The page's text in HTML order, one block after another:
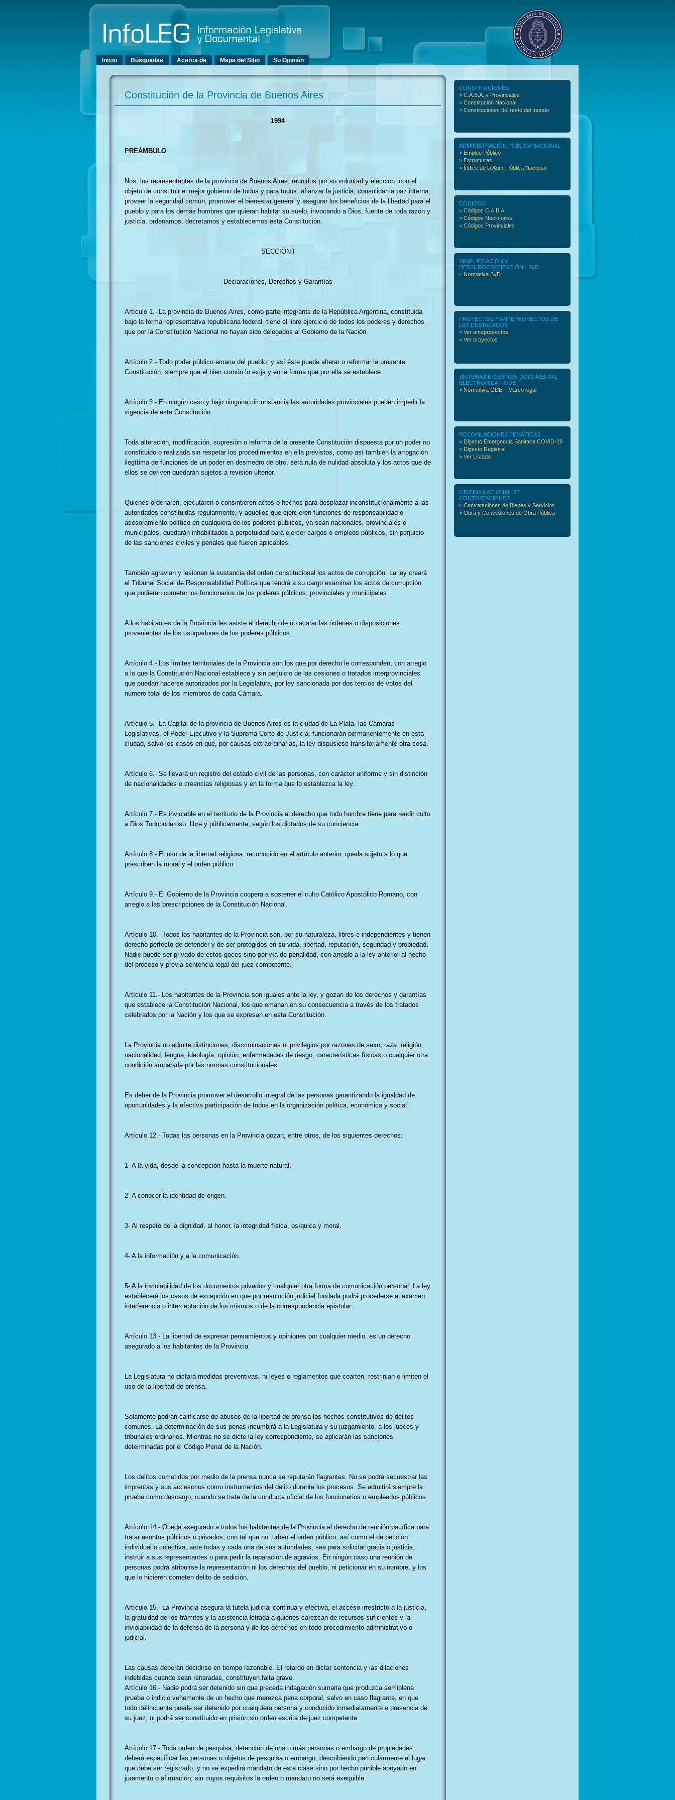
Menú principal
Inicio Búsquedas Acerca de Mapa del Sitio Su Opinión
Constitución de la Provincia de Buenos Aires
1994
PREÁMBULO
Nos, los representantes de la provincia de Buenos Aires, reunidos por su voluntad y elección, con el
objeto de constituir el mejor gobierno de todos y para todos, afianzar la justicia, consolidar la paz interna,
proveer la seguridad común, promover el bienestar general y asegurar los beneficios de la libertad para el
pueblo y para los demás hombres que quieran habitar su suelo, invocando a Dios, fuente de toda razón y
justicia, ordenamos, decretamos y establecemos esta Constitución.
SECCIÓN I
Declaraciones, Derechos y Garantías
Artículo 1.- La provincia de Buenos Aires, como parte integrante de la República Argentina, constituida
bajo la forma representativa republicana federal, tiene el libre ejercicio de todos los poderes y derechos
que por la Constitución Nacional no hayan sido delegados al Gobierno de la Nación.
Artículo 2.- Todo poder público emana del pueblo; y así éste puede alterar o reformar la presente
Constitución, siempre que el bien común lo exija y en la forma que por ella se establece.
Artículo 3.- En ningún caso y bajo ninguna circunstancia las autoridades provinciales pueden impedir la
vigencia de esta Constitución.
Toda alteración, modificación, supresión o reforma de la presente Constitución dispuesta por un poder no
constituido o realizada sin respetar los procedimientos en ella previstos, como así también la arrogación
ilegítima de funciones de un poder en desmedro de otro, será nula de nulidad absoluta y los actos que de
ellos se deriven quedarán sujetos a revisión ulterior.
Quienes ordenaren, ejecutaren o consintieren actos o hechos para desplazar inconstitucionalmente a las
autoridades constituidas regularmente, y aquéllos que ejercieren funciones de responsabilidad o
asesoramiento político en cualquiera de los poderes públicos, ya sean nacionales, provinciales o
municipales, quedarán inhabilitados a perpetuidad para ejercer cargos o empleos públicos, sin perjuicio
de las sanciones civiles y penales que fueren aplicables.
También agravian y lesionan la sustancia del orden constitucional los actos de corrupción. La ley creará
el Tribunal Social de Responsabilidad Política que tendrá a su cargo examinar los actos de corrupción
que pudieren cometer los funcionarios de los poderes públicos, provinciales y municipales.
A los habitantes de la Provincia les asiste el derecho de no acatar las órdenes o disposiciones
provenientes de los usurpadores de los poderes públicos.
Artículo 4.- Los límites territoriales de la Provincia son los que por derecho le corresponden, con arreglo
a lo que la Constitución Nacional establece y sin perjuicio de las cesiones o tratados interprovinciales
que puedan hacerse autorizados por la Legislatura, por ley sancionada por dos tercios de votos del
número total de los miembros de cada Cámara.
Artículo 5.- La Capital de la provincia de Buenos Aires es la ciudad de La Plata, las Cámaras
Legislativas, el Poder Ejecutivo y la Suprema Corte de Justicia, funcionarán permanentemente en esta
ciudad, salvo los casos en que, por causas extraordinarias, la ley dispusiese transitoriamente otra cosa.
Artículo 6.- Se llevará un registro del estado civil de las personas, con carácter uniforme y sin distinción
de nacionalidades o creencias religiosas y en la forma que lo establezca la ley.
Artículo 7.- Es inviolable en el territorio de la Provincia el derecho que todo hombre tiene para rendir culto
a Dios Todopoderoso, libre y públicamente, según los dictados de su conciencia.
Artículo 8.- El uso de la libertad religiosa, reconocido en el artículo anterior, queda sujeto a lo que
prescriben la moral y el orden público.
Artículo 9.- El Gobierno de la Provincia coopera a sostener el culto Católico Apostólico Romano, con
arreglo a las prescripciones de la Constitución Nacional.
Artículo 10.- Todos los habitantes de la Provincia son, por su naturaleza, libres e independientes y tienen
derecho perfecto de defender y de ser protegidos en su vida, libertad, reputación, seguridad y propiedad.
Nadie puede ser privado de estos goces sino por vía de penalidad, con arreglo a la ley anterior al hecho
del proceso y previa sentencia legal del juez competente.
Artículo 11.- Los habitantes de la Provincia son iguales ante la ley, y gozan de los derechos y garantías
que establece la Constitución Nacional, los que emanan en su consecuencia a través de los tratados
celebrados por la Nación y los que se expresan en esta Constitución.
La Provincia no admite distinciones, discriminaciones ni privilegios por razones de sexo, raza, religión,
nacionalidad, lengua, ideología, opinión, enfermedades de riesgo, características físicas o cualquier otra
condición amparada por las normas constitucionales.
Es deber de la Provincia promover el desarrollo integral de las personas garantizando la igualdad de
oportunidades y la efectiva participación de todos en la organización política, económica y social.
Artículo 12.- Todas las personas en la Provincia gozan, entre otros, de los siguientes derechos:
1- A la vida, desde la concepción hasta la muerte natural.
2- A conocer la identidad de origen.
3- Al respeto de la dignidad, al honor, la integridad física, psíquica y moral.
4- A la información y a la comunicación.
5- A la inviolabilidad de los documentos privados y cualquier otra forma de comunicación personal. La ley
establecerá los casos de excepción en que por resolución judicial fundada podrá procederse al examen,
interferencia o interceptación de los mismos o de la correspondencia epistolar.
Artículo 13.- La libertad de expresar pensamientos y opiniones por cualquier medio, es un derecho
asegurado a los habitantes de la Provincia.
La Legislatura no dictará medidas preventivas, ni leyes o reglamentos que coarten, restrinjan o limiten el
uso de la libertad de prensa.
Solamente podrán calificarse de abusos de la libertad de prensa los hechos constitutivos de delitos
comunes. La determinación de sus penas incumbirá a la Legislatura y su juzgamiento, a los jueces y
tribunales ordinarios. Mientras no se dicte la ley correspondiente, se aplicarán las sanciones
determinadas por el Código Penal de la Nación.
Los delitos cometidos por medio de la prensa nunca se reputarán flagrantes. No se podrá secuestrar las
imprentas y sus accesorios como instrumentos del delito durante los procesos. Se admitirá siempre la
prueba como descargo, cuando se trate de la conducta oficial de los funcionarios o empleados públicos.
Artículo 14.- Queda asegurado a todos los habitantes de la Provincia el derecho de reunión pacífica para
tratar asuntos públicos o privados, con tal que no turben el orden público, así como el de petición
individual o colectiva, ante todas y cada una de sus autoridades, sea para solicitar gracia o justicia,
instruir a sus representantes o para pedir la reparación de agravios. En ningún caso una reunión de
personas podrá atribuirse la representación ni los derechos del pueblo, ni peticionar en su nombre, y los
que lo hicieren cometen delito de sedición.
Artículo 15.- La Provincia asegura la tutela judicial continua y efectiva, el acceso irrestricto a la justicia,
la gratuidad de los trámites y la asistencia letrada a quienes carezcan de recursos suficientes y la
inviolabilidad de la defensa de la persona y de los derechos en todo procedimiento administrativo o
judicial.
Las causas deberán decidirse en tiempo razonable. El retardo en dictar sentencia y las dilaciones
indebidas cuando sean reiteradas, constituyen falta grave.
Artículo 16.- Nadie podrá ser detenido sin que preceda indagación sumaria que produzca semiplena
prueba o indicio vehemente de un hecho que merezca pena corporal, salvo en caso flagrante, en que
todo delincuente puede ser detenido por cualquiera persona y conducido inmediatamente a presencia de
su juez; ni podrá ser constituido en prisión sin orden escrita de juez competente.
Artículo 17.- Toda orden de pesquisa, detención de una o más personas o embargo de propiedades,
deberá especificar las personas u objetos de pesquisa o embargo, describiendo particularmente el lugar
que debe ser registrado, y no se expedirá mandato de esta clase sino por hecho punible apoyado en
juramento o afirmación, sin cuyos requisitos la orden o mandato no será exequible.
CONSTITUCIONES
> C.A.B.A. y Provinciales
> Constitución Nacional
> Constituciones del resto del mundo
ADMINISTRACIÓN PÚBLICA NACIONAL
> Empleo Público
> Estructuras
> Índice de la Adm. Pública Nacional
CÓDIGOS
> Códigos C.A.B.A.
> Códigos Nacionales
> Códigos Provinciales
SIMPLIFICACIÓN Y
DESBUROCRATIZACIÓN - SyD
> Normativa SyD
PROYECTOS Y ANTEPROYECTOS DE
LEY DESTACADOS
> Ver anteproyectos
> Ver proyectos
SISTEMA DE GESTIÓN DOCUMENTAL
ELECTRÓNICA – GDE
> Normativa GDE – Marco legal
RECOPILACIONES TEMÁTICAS
> Digesto Emergencia Sanitaria COVID-19
> Digesto Registral
> Ver Listado
OFICINA NACIONAL DE
CONTRATACIONES
> Contrataciones de Bienes y Servicios
> Obra y Concesiones de Obra Pública